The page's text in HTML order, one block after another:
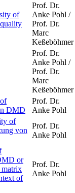
of
Prof. Dr.
Anke Pohl /
Prof. Dr.
Marc
Keßeböhmer
Prof. Dr.
Anke Pohl /
Prof. Dr.
Marc
Keßeböhmer
DMD
Prof. Dr.
Anke Pohl
of
von
Prof. Dr.
Anke Pohl
or
matrix
of
Prof. Dr.
Anke Pohl